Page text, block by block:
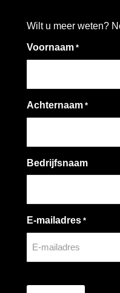
Wilt u meer weten?
Voornaam *
Achternaam *
Bedrijfsnaam
E-mailadres *